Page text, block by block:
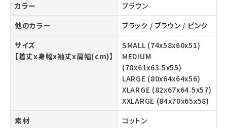
カラー
ブラウン
他のカラー
ブラック / ブラウン / ピンク
サイズ
【着丈x身幅x袖丈x肩幅(cm)】
SMALL (74x58x60x51)
MEDIUM
(78x61x63.5x55)
LARGE (80x64x64x56)
XLARGE (82x67x64.5x57)
XXLARGE (84x70x65x58)
素材
コットン